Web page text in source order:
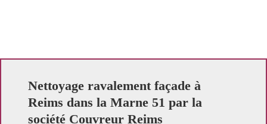
Nettoyage ravalement façade à
Reims dans la Marne 51 par la
société Couvreur Reims